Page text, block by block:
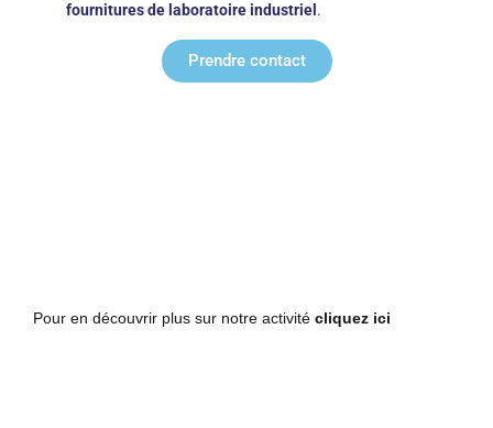
fournitures de laboratoire industriel .
Prendre contact
Pour en découvrir plus sur notre activité cliquez ici